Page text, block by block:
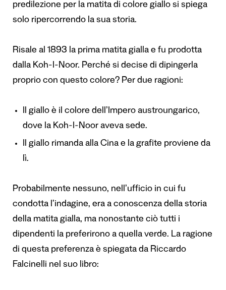
predilezione per la matita di colore giallo si spiega
solo ripercorrendo la sua storia.
Risale al 1893 la prima matita gialla e fu prodotta
dalla Koh-I-Noor. Perché si decise di dipingerla
proprio con questo colore? Per due ragioni:
Il giallo è il colore dell’Impero austroungarico,
dove la Koh-I-Noor aveva sede.
Il giallo rimanda alla Cina e la grafite proviene da
lì.
Probabilmente nessuno, nell’ufficio in cui fu
condotta l’indagine, era a conoscenza della storia
della matita gialla, ma nonostante ciò tutti i
dipendenti la preferirono a quella verde. La ragione
di questa preferenza è spiegata da Riccardo
Falcinelli nel suo libro: